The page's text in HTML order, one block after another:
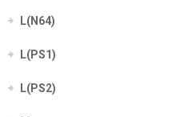
L(N64)
L(PS1)
L(PS2)